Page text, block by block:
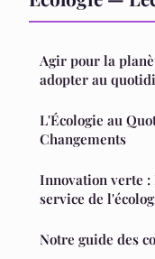
Agir pour la
adopter au
L'Écologie au
Changements
Innovation verte :
service de
Notre guide des